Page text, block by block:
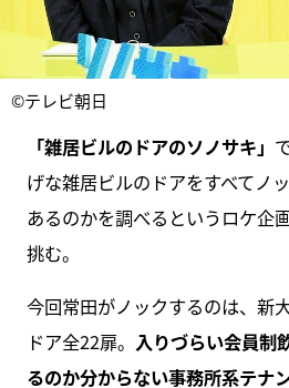
©テレビ朝日
「雑居ビルのドアのソノサキ」
げな雑居ビルのドアをすべてノ
あるのかを調べるというロケ企
挑む。
今回常田がノックするのは、新
ドア全22扉。 入りづらい会員制
るのか分からない事務所系テナ